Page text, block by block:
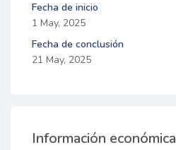
Fecha de inicio
1 May, 2025
Fecha de conclusión
21 May, 2025
Información económica